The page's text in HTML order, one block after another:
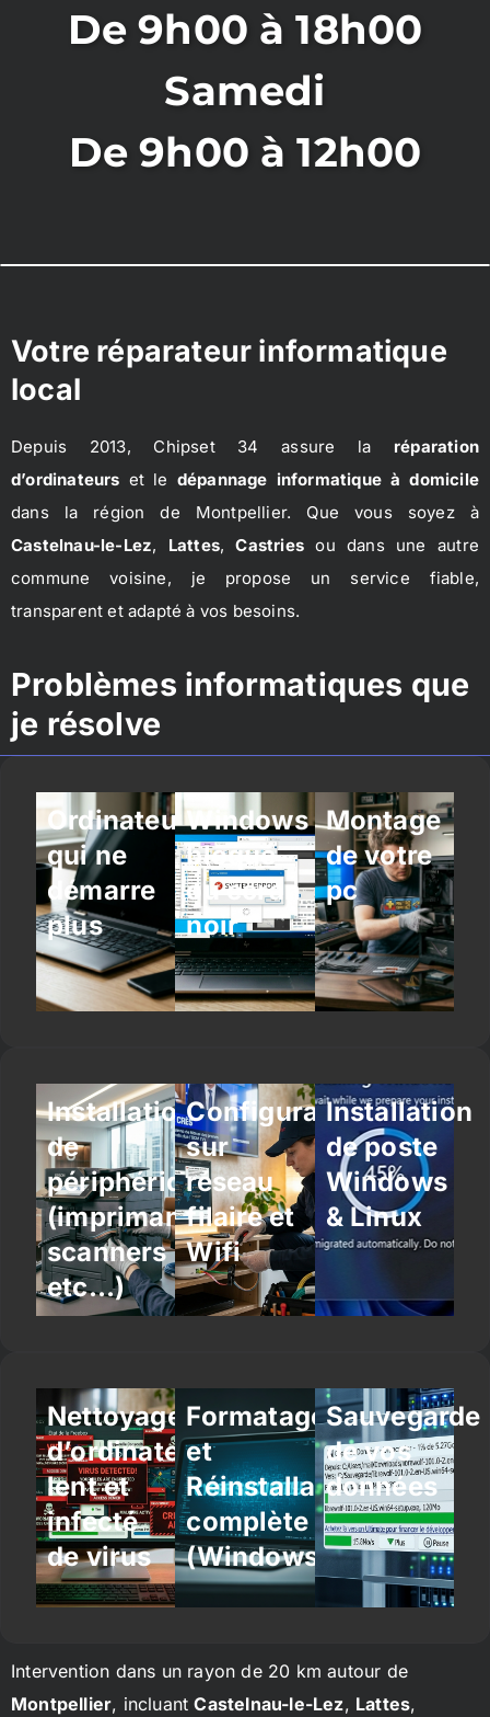
De 9h00 à 18h00
Samedi
De 9h00 à 12h00
Votre réparateur informatique
local
Depuis 2013, Chipset 34 assure la réparation
d’ordinateurs et le dépannage informatique à domicile
dans la région de Montpellier. Que vous soyez à
Castelnau-le-Lez, Lattes,Castries ou dans une autre
commune voisine, je propose un service fiable,
transparent et adapté à vos besoins.
Problèmes informatiques que
je résolve
Ordinateur
qui ne
démarre
plus
Windows
bloqué
ou écran
noir
Montage
de votre
pc
Installation
de
périphériques
(imprimantes,
scanners
etc…)
Configuration
sur
réseau
filaire et
Wifi
Installation
de poste
Windows
& Linux
Nettoyage
d’ordinateur
lent et
infecté
de virus
Formatage
et
Réinstallation
complète
(Windows/Linux)
Sauvegarde
de vos
données
Intervention dans un rayon de 20 km autour de
Montpellier, incluantCastelnau-le-Lez, Lattes,